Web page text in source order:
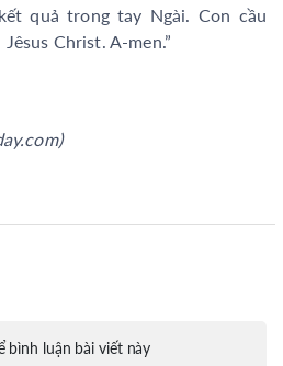
quả trong tay Ngài. Con cầu
Christ. A-men.”
bình luận bài viết này